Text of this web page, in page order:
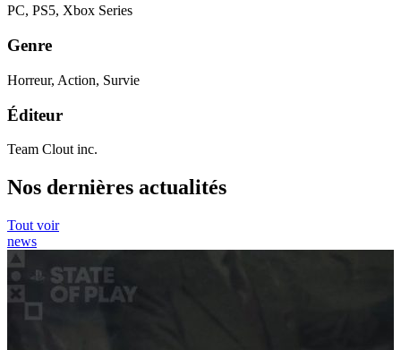
PC, PS5, Xbox Series
Genre
Horreur, Action, Survie
Éditeur
Team Clout inc.
Nos dernières actualités
Tout voir
news